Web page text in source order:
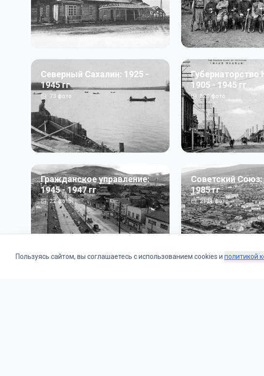
Северный Сахалин: 1925 -
1945 гг
73 фото
Губернаторство
1905 - 1945 гг
820фото
Гражданское управление:
1945 - 1947 гг
22фото
Советский Союз:
1985 гг
2121фото
Пользуясь сайтом, вы соглашаетесь с использованием cookies и политикой